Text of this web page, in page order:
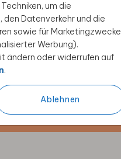
um die
Datenverkehr und die
sowie für Marketingzwecke
Werbung).
ändern oder widerrufen auf
.
Ablehnen